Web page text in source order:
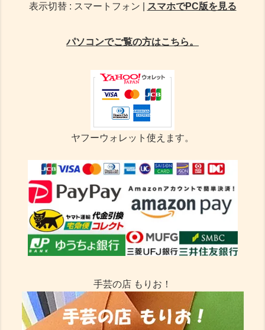
表示切替 : スマートフォン | スマホでPC版を見る
パソコンでご覧の方はこちら。
ヤフーウォレット使えます。
手芸の店 もりお！